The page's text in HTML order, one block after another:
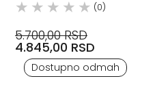
(0)
5.700,00 RSD
4.845,00 RSD
Dostupno odmah